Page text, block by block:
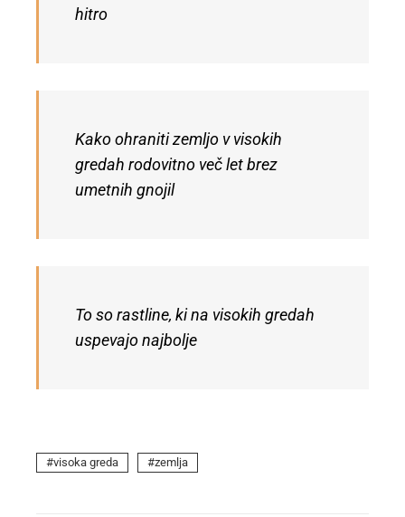
hitro
Kako ohraniti zemljo v visokih
gredah rodovitno več let brez
umetnih gnojil
To so rastline, ki na visokih gredah
uspevajo najbolje
visoka greda zemlja